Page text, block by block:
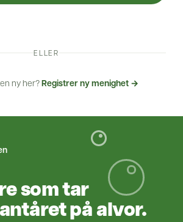
ELLER
ny her?Registrer ny menighet →
som tar
på alvor.